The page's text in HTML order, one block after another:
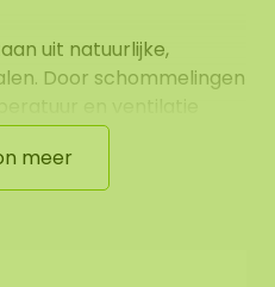
uit natuurlijke,
Door schommelingen
aantrekken en in
of lichte
is een natuurlijke
meer